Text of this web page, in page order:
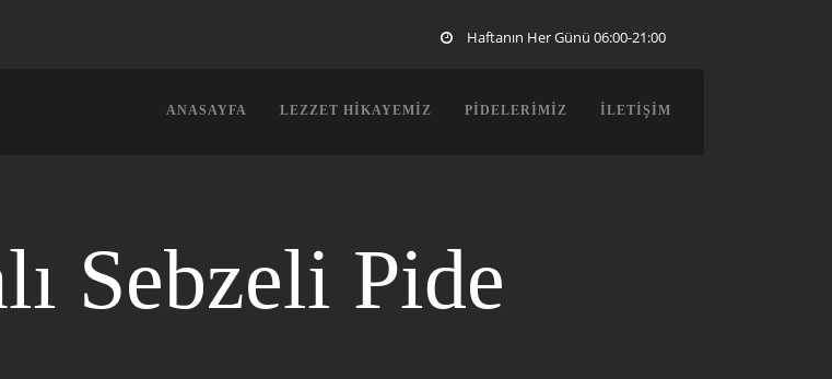
Haftanın Her Günü 06:00-21:00
ANASAYFA LEZZET HIKAYEMIZ PIDELERIMIZ İLETIŞIM
Sebzeli Pide